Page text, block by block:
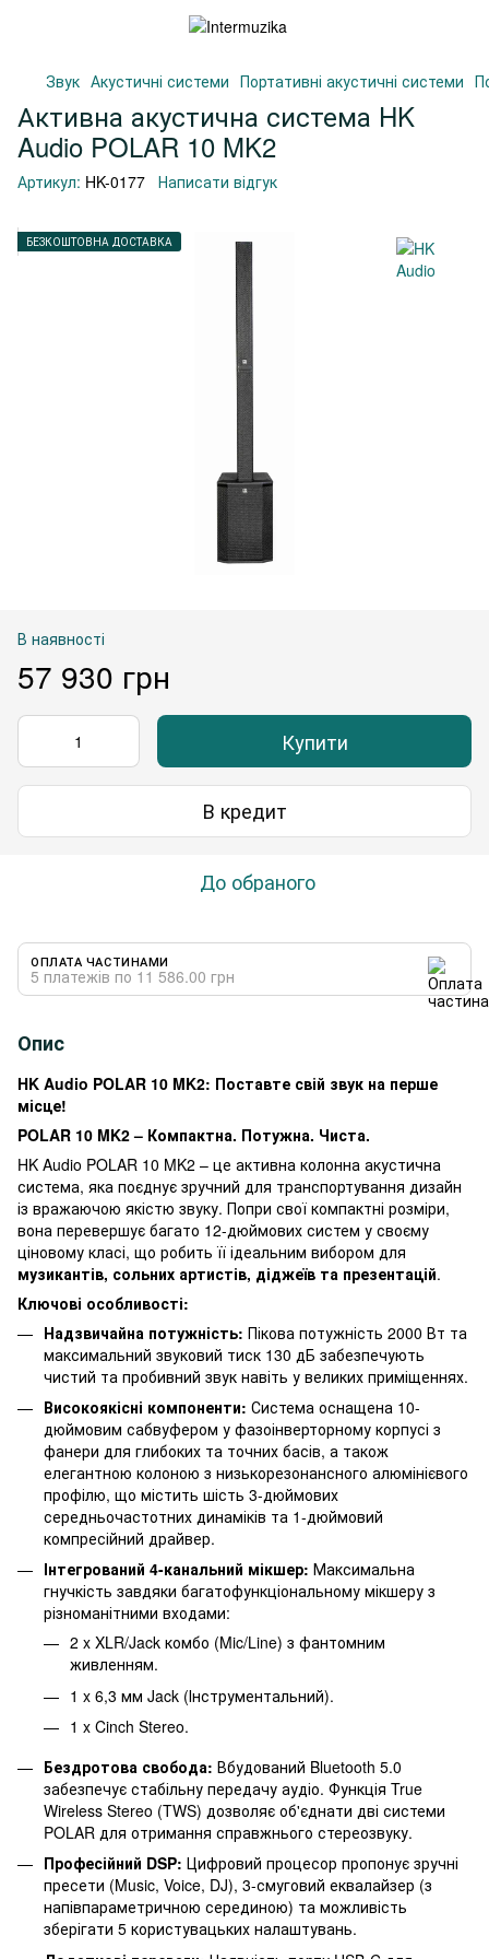
Звук Акустичні системи Портативні акустичні системи
Активна акустична система HK
Audio POLAR 10 MK2
Артикул: HK-0177 Написати відгук
БЕЗКОШТОВНА ДОСТАВКА
В наявності
57 930 грн
Купити
В кредит
До обраного
ОПЛАТА ЧАСТИНАМИ
5 платежів по 11 586.00 грн
Опис
HK Audio POLAR 10 MK2: Поставте свій звук на перше
місце!
POLAR 10 MK2 – Компактна. Потужна. Чиста.
HK Audio POLAR 10 MK2 – це активна колонна акустична
система, яка поєднує зручний для транспортування дизайн
із вражаючою якістю звуку. Попри свої компактні розміри,
вона перевершує багато 12-дюймових систем у своєму
ціновому класі, що робить її ідеальним вибором для
музикантів, сольних артистів, діджеїв та презентацій.
Ключові особливості:
Надзвичайна потужність: Пікова потужність 2000 Вт та
максимальний звуковий тиск 130 дБ забезпечують
чистий та пробивний звук навіть у великих приміщеннях.
Високоякісні компоненти: Система оснащена 10-
дюймовим сабвуфером у фазоінверторному корпусі з
фанери для глибоких та точних басів, а також
елегантною колоною з низькорезонансного алюмінієвого
профілю, що містить шість 3-дюймових
середньочастотних динаміків та 1-дюймовий
компресійний драйвер.
Інтегрований 4-канальний мікшер: Максимальна
гнучкість завдяки багатофункціональному мікшеру з
різноманітними входами:
2 x XLR/Jack комбо (Mic/Line) з фантомним
живленням.
1 x 6,3 мм Jack (Інструментальний).
1 x Cinch Stereo.
Бездротова свобода: Вбудований Bluetooth 5.0
забезпечує стабільну передачу аудіо. Функція True
Wireless Stereo (TWS) дозволяє об'єднати дві системи
POLAR для отримання справжнього стереозвуку.
Професійний DSP: Цифровий процесор пропонує зручні
пресети (Music, Voice, DJ), 3-смуговий еквалайзер (з
напівпараметричною серединою) та можливість
зберігати 5 користувацьких налаштувань.